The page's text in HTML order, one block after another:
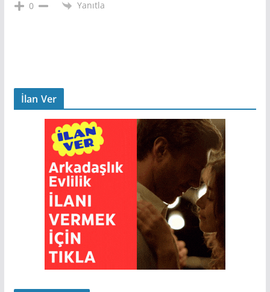
0 Yanıtla
İlan Ver